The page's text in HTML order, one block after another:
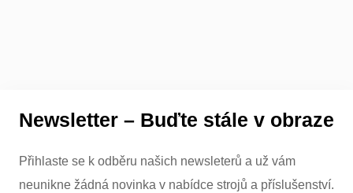
Newsletter – Buďte stále v obraze
Přihlaste se k odběru našich newsleterů a už vám
neunikne žádná novinka v nabídce strojů a příslušenství.